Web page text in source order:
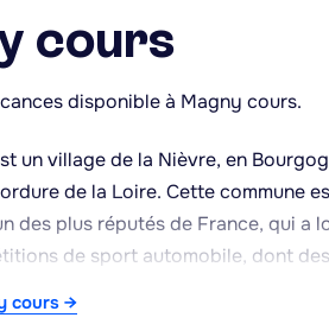
cours
disponible à Magny cours.
un village de la Nièvre, en
de la Loire. Cette commune
des plus réputés de France, qui a
de sport automobile, dont
cours →